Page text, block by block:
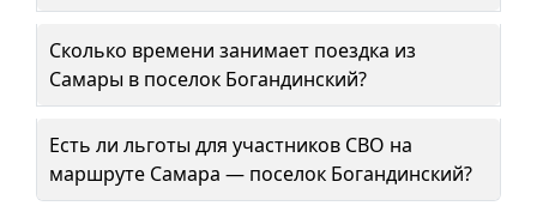
Сколько времени занимает поездка из
Самары в поселок Богандинский?
Есть ли льготы для участников СВО на
маршруте Самара — поселок Богандинский?